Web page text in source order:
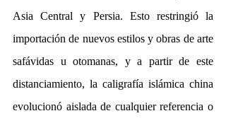
Asia Central y Persia. Esto restringió la
importación de nuevos estilos y obras de arte
safávidas u otomanas, y a partir de este
distanciamiento, la caligrafía islámica china
evolucionó aislada de cualquier referencia o